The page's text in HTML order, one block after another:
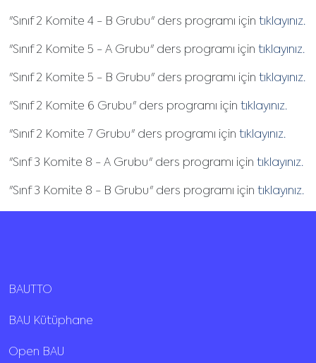
"Sınıf 2 Komite 4 - B Grubu" ders programı için tıklayınız.
"Sınıf 2 Komite 5 - A Grubu" ders programı için tıklayınız.
"Sınıf 2 Komite 5 - B Grubu" ders programı için tıklayınız.
"Sınıf 2 Komite 6 Grubu" ders programı için tıklayınız.
"Sınıf 2 Komite 7 Grubu" ders programı için tıklayınız.
"Sınf 3 Komite 8 - A Grubu" ders programı için tıklayınız.
"Sınf 3 Komite 8 - B Grubu" ders programı için tıklayınız.
BAUTTO
BAU Kütüphane
Open BAU